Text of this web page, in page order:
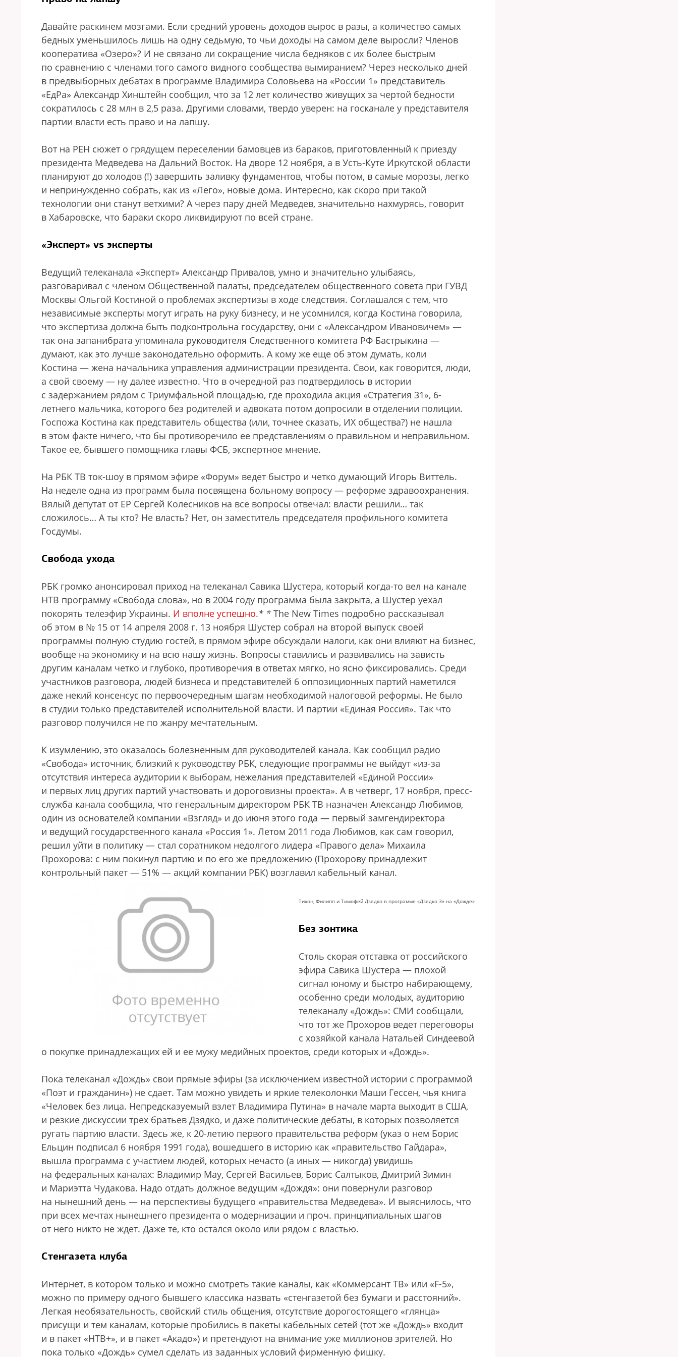
Давайте раскинем мозгами. Если средний уровень доходов вырос в разы, а количество самых
бедных уменьшилось лишь на одну седьмую, то чьи доходы на самом деле выросли? Членов
кооператива «Озеро»? И не связано ли сокращение числа бедняков с их более быстрым
по сравнению с членами того самого видного сообщества вымиранием? Через несколько дней
в предвыборных дебатах в программе Владимира Соловьева на «России 1» представитель
«ЕдРа» Александр Хинштейн сообщил, что за 12 лет количество живущих за чертой бедности
сократилось с 28 млн в 2,5 раза. Другими словами, твердо уверен: на госканале у представителя
партии власти есть право и на лапшу.
Вот на РЕН сюжет о грядущем переселении бамовцев из бараков, приготовленный к приезду
президента Медведева на Дальний Восток. На дворе 12 ноября, а в Усть-Куте Иркутской области
планируют до холодов (!) завершить заливку фундаментов, чтобы потом, в самые морозы, легко
и непринужденно собрать, как из «Лего», новые дома. Интересно, как скоро при такой
технологии они станут ветхими? А через пару дней Медведев, значительно нахмурясь, говорит
в Хабаровске, что бараки скоро ликвидируют по всей стране.
«Эксперт» vs эксперты
Ведущий телеканала «Эксперт» Александр Привалов, умно и значительно улыбаясь,
разговаривал с членом Общественной палаты, председателем общественного совета при ГУВД
Москвы Ольгой Костиной о проблемах экспертизы в ходе следствия. Соглашался с тем, что
независимые эксперты могут играть на руку бизнесу, и не усомнился, когда Костина говорила,
что экспертиза должна быть подконтрольна государству, они с «Александром Ивановичем» —
так она запанибрата упоминала руководителя Следственного комитета РФ Бастрыкина —
думают, как это лучше законодательно оформить. А кому же еще об этом думать, коли
Костина — жена начальника управления администрации президента. Свои, как говорится, люди,
а свой своему — ну далее известно. Что в очередной раз подтвердилось в истории
с задержанием рядом с Триумфальной площадью, где проходила акция «Стратегия 31», 6-
летнего мальчика, которого без родителей и адвоката потом допросили в отделении полиции.
Госпожа Костина как представитель общества (или, точнее сказать, ИХ общества?) не нашла
в этом факте ничего, что бы противоречило ее представлениям о правильном и неправильном.
Такое ее, бывшего помощника главы ФСБ, экспертное мнение.
На РБК ТВ ток-шоу в прямом эфире «Форум» ведет быстро и четко думающий Игорь Виттель.
На неделе одна из программ была посвящена больному вопросу — реформе здравоохранения.
Вялый депутат от ЕР Сергей Колесников на все вопросы отвечал: власти решили… так
сложилось… А ты кто? Не власть? Нет, он заместитель председателя профильного комитета
Госдумы.
Свобода ухода
РБК громко анонсировал приход на телеканал Савика Шустера, который когда-то вел на канале
НТВ программу «Свобода слова», но в 2004 году программа была закрыта, а Шустер уехал
покорять телеэфир Украины. И вполне успешно.* * The New Times подробно рассказывал
об этом в № 15 от 14 апреля 2008 г. 13 ноября Шустер собрал на второй выпуск своей
программы полную студию гостей, в прямом эфире обсуждали налоги, как они влияют на бизнес,
вообще на экономику и на всю нашу жизнь. Вопросы ставились и развивались на зависть
другим каналам четко и глубоко, противоречия в ответах мягко, но ясно фиксировались. Среди
участников разговора, людей бизнеса и представителей 6 оппозиционных партий наметился
даже некий консенсус по первоочередным шагам необходимой налоговой реформы. Не было
в студии только представителей исполнительной власти. И партии «Единая Россия». Так что
разговор получился не по жанру мечтательным.
К изумлению, это оказалось болезненным для руководителей канала. Как сообщил радио
«Свобода» источник, близкий к руководству РБК, следующие программы не выйдут «из-за
отсутствия интереса аудитории к выборам, нежелания представителей «Единой России»
и первых лиц других партий участвовать и дороговизны проекта». А в четверг, 17 ноября, пресс-
служба канала сообщила, что генеральным директором РБК ТВ назначен Александр Любимов,
один из основателей компании «Взгляд» и до июня этого года — первый замгендиректора
и ведущий государственного канала «Россия 1». Летом 2011 года Любимов, как сам говорил,
решил уйти в политику — стал соратником недолгого лидера «Правого дела» Михаила
Прохорова: с ним покинул партию и по его же предложению (Прохорову принадлежит
контрольный пакет — 51% — акций компании РБК) возглавил кабельный канал.
Тихон, Филипп и Тимофей Дзядко в программе «Дзядко 3» на «Дожде»
Без зонтика
Столь скорая отставка от российского
эфира Савика Шустера — плохой
сигнал юному и быстро набирающему,
особенно среди молодых, аудиторию
телеканалу «Дождь»: СМИ сообщали,
что тот же Прохоров ведет переговоры
с хозяйкой канала Натальей Синдеевой
о покупке принадлежащих ей и ее мужу медийных проектов, среди которых и «Дождь».
Пока телеканал «Дождь» свои прямые эфиры (за исключением известной истории с программой
«Поэт и гражданин») не сдает. Там можно увидеть и яркие телеколонки Маши Гессен, чья книга
«Человек без лица. Непредсказуемый взлет Владимира Путина» в начале марта выходит в США,
и резкие дискуссии трех братьев Дзядко, и даже политические дебаты, в которых позволяется
ругать партию власти. Здесь же, к 20-летию первого правительства реформ (указ о нем Борис
Ельцин подписал 6 ноября 1991 года), вошедшего в историю как «правительство Гайдара»,
вышла программа с участием людей, которых нечасто (а иных — никогда) увидишь
на федеральных каналах: Владимир Мау, Сергей Васильев, Борис Салтыков, Дмитрий Зимин
и Мариэтта Чудакова. Надо отдать должное ведущим «Дождя»: они повернули разговор
на нынешний день — на перспективы будущего «правительства Медведева». И выяснилось, что
при всех мечтах нынешнего президента о модернизации и проч. принципиальных шагов
от него никто не ждет. Даже те, кто остался около или рядом с властью.
Стенгазета клуба
Интернет, в котором только и можно смотреть такие каналы, как «Коммерсант ТВ» или «F-5»,
можно по примеру одного бывшего классика назвать «стенгазетой без бумаги и расстояний».
Легкая необязательность, свойский стиль общения, отсутствие дорогостоящего «глянца»
присущи и тем каналам, которые пробились в пакеты кабельных сетей (тот же «Дождь» входит
и в пакет «НТВ+», и в пакет «Акадо») и претендуют на внимание уже миллионов зрителей. Но
пока только «Дождь» сумел сделать из заданных условий фирменную фишку.